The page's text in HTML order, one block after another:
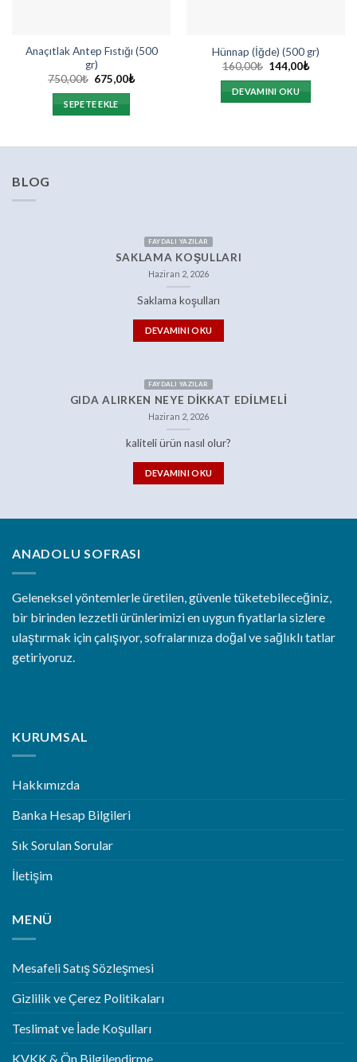
Anaçıtlak Antep Fıstığı (500
gr)
750,00₺ Orijinal
fiyat:
750,00₺.
675,00₺Şu
SEPETE EKLE
Hünnap (İğde) (500 gr)
160,00₺ Orijinal
fiyat:
160,00₺.
144,00₺Şu
DEVAMINI OKU
BLOG
FAYDALI YAZILAR
SAKLAMA KOŞULLARI
Haziran 2, 2026
Saklama koşulları
DEVAMINI OKU
FAYDALI YAZILAR
GIDA ALIRKEN NEYE DIKKAT EDILMELI
Haziran 2, 2026
kaliteli ürün nasıl olur?
DEVAMINI OKU
ANADOLU SOFRASI
Geleneksel yöntemlerle üretilen, güvenle tüketebileceğiniz,
bir birinden lezzetli ürünlerimizi en uygun fiyatlarla sizlere
ulaştırmak için çalışıyor, sofralarınıza doğal ve sağlıklı tatlar
getiriyoruz.
KURUMSAL
Hakkımızda
Banka Hesap Bilgileri
Sık Sorulan Sorular
İletişim
MENÜ
Mesafeli Satış Sözleşmesi
Gizlilik ve Çerez Politikaları
Teslimat ve İade Koşulları
KVKK & Ön Bilgilendirme